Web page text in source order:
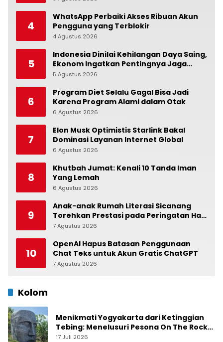
4
WhatsApp Perbaiki Akses Ribuan Akun
Pengguna yang Terblokir
4 Agustus 2026
5
Indonesia Dinilai Kehilangan Daya Saing,
Ekonom Ingatkan Pentingnya Jaga
Independensi Bank Indonesia
5 Agustus 2026
6
Program Diet Selalu Gagal Bisa Jadi
Karena Program Alami dalam Otak
6 Agustus 2026
7
Elon Musk Optimistis Starlink Bakal
Dominasi Layanan Internet Global
6 Agustus 2026
8
Khutbah Jumat: Kenali 10 Tanda Iman
Yang Lemah
6 Agustus 2026
9
Anak-anak Rumah Literasi Sicanang
Torehkan Prestasi pada Peringatan Hari
Anak Nasional di Kecamatan Medan
7 Agustus 2026
10
OpenAI Hapus Batasan Penggunaan
Chat Teks untuk Akun Gratis ChatGPT
7 Agustus 2026
Kolom
Menikmati Yogyakarta dari Ketinggian
Tebing: Menelusuri Pesona On The Rock
Jogja yang Sedang Naik Daun
17 Juli 2026